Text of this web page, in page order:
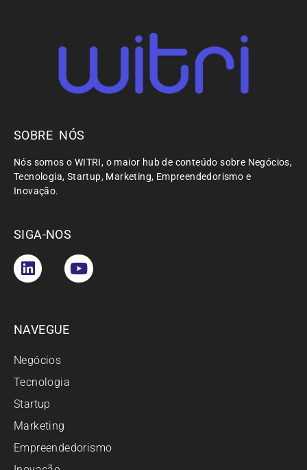
SOBRE NÓS
Nós somos o WITRI, o maior hub de conteúdo sobre Negócios,
Tecnologia, Startup, Marketing, Empreendedorismo e
Inovação.
SIGA-NOS
NAVEGUE
Negócios
Tecnologia
Startup
Marketing
Empreendedorismo